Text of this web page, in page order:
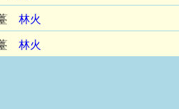
林火
林火